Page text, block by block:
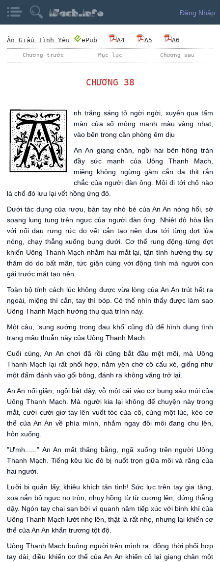
Đăng Nhập
Ẩn Giấu Tình Yêu ePub A4 A5 A6
Chương trước Mục lục Chương sau
CHƯƠNG 38
nh trăng sáng tỏ ngời ngời, xuyên qua tấm
màn cửa sổ mỏng manh màu vàng nhạt,
vào bên trong căn phòng êm dịu
An An giạng chân, ngồi hai bên hông tràn
đầy sức mạnh của Uông Thanh Mạch,
miệng không ngừng gặm cắn da thịt rắn
chắc của người đàn ông. Môi đi tới chổ nào
là chổ đó lưu lại vết hồng ửng đỏ.
Dưới tác dụng của rượu, bàn tay nhỏ bé của An An nóng hổi, sờ
soạng lung tung trên ngực của người đàn ông. Nhiệt độ hòa lẫn
với nổi đau rưng rức do vết cắn tạo nên đưa tới từng đợt lửa
nóng, chạy thẳng xuống bụng dưới. Cơ thể rung động từng đợt
khiến Uông Thanh Mạch nhắm hai mắt lại, tận tình hưởng thụ sự
thăm dò do bất mãn, tức giận cùng với động tình mà người con
gái trước mặt tạo nên.
Toàn bộ tính cách lúc không được vừa lòng của An An trút hết ra
ngoài, miệng thì cắn, tay thì bóp. Có thể nhìn thấy được làm sao
Uông Thanh Mạch hưởng thụ quá trình này.
Một câu, ‘sung sướng trong đau khổ’ cũng đủ để hình dung tình
trạng mâu thuẫn này của Uông Thanh Mạch.
Cuối cùng, An An chơi đã rồi cũng bắt đầu mệt mõi, mà Uông
Thanh Mạch lại rất phối hợp, nằm yên chờ cô cấu xé, giống như
một đấm đánh vào gối bông, đánh ra không văng trở lại.
An An nổi giận, ngồi bật dậy, vỗ một cái vào cơ bụng sáu múi của
Uông Thanh Mạch. Mà người kia lại không để chuyện này trong
mắt, cười cười giơ tay lên vuốt tóc của cô, cùng một lúc, kéo cơ
thể của An An về phía mình, nhắm ngay đôi môi đang chu lên,
hôn xuống.
"Ưmh......" An An mất thăng bằng, ngã xuống trên người Uông
Thanh Mạch. Tiếng kêu lúc đó bị nuốt trọn giữa môi và răng của
hai người.
Lưỡi bị quấn lấy, khiêu khích tận tình! Sức lực trên tay gia tăng,
xoa nắn bộ ngực no tròn, nhụy hồng từ từ cương lên, đứng thẳng
dậy. Ngón tay chai sạn bởi vì quanh năm tiếp xúc với binh khí của
Uông Thanh Mạch lướt nhẹ lên, thật là rất nhẹ, nhưng lại khiến cơ
thể của An An khẩn trương tột độ.
Uông Thanh Mạch buông người trên mình ra, đồng thời phối hợp
tay dài, điều khiển cơ thể của An An khiến cô lại giạng chân một